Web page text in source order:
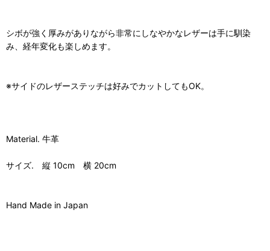
シボが強く厚みがありながら非常にしなやかなレザーは手に馴染
み、経年変化も楽しめます。
※サイドのレザーステッチは好みでカットしてもOK。
Material. 牛革
サイズ. 縦 10cm 横 20cm
Hand Made in Japan